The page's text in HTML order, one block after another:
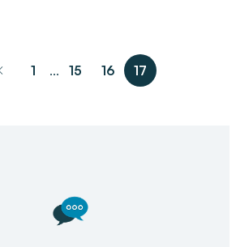
pagination.previous_page
1 ... 15 16 17